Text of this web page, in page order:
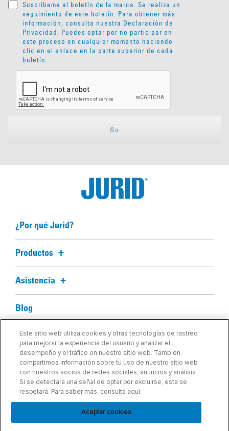
Suscríbeme al boletín de la marca. Se realiza un
seguimiento de este boletín. Para obtener más
información, consulta nuestra Declaración de
Privacidad. Puedes optar por no participar en
este proceso en cualquier momento haciendo
clic en el enlace en la parte superior de cada
boletín.
Go
¿Por qué Jurid?
Productos
Asistencia
Blog
Acerca de nosotros
Buscar mi pieza
Dónde comprar
Este sitio web utiliza cookies y otras tecnologías de rastreo
para mejorar la experiencia del usuario y analizar el
desempeño y el tráfico en nuestro sitio web. También,
compartimos información sobre tu uso de nuestro sitio web
con nuestros socios de redes sociales, anuncios y análisis.
Si se detectara una señal de optar por excluirse, esta se
respetará. Para saber más, consulta aquí:
Aceptar cookies